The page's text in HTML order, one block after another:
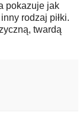
pokazuje jak
rodzaj piłki.
twardą